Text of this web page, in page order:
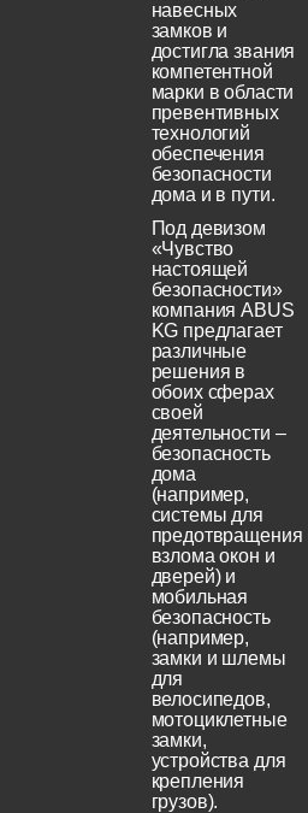
навесных
замков и
достигла звания
компетентной
марки в области
превентивных
технологий
обеспечения
безопасности
дома и в пути.
Под девизом
«Чувство
настоящей
безопасности»
компания ABUS
KG предлагает
различные
решения в
обоих сферах
своей
деятельности –
безопасность
дома
(например,
системы для
предотвращения
взлома окон и
дверей) и
мобильная
безопасность
(например,
замки и шлемы
для
велосипедов,
мотоциклетные
замки,
устройства для
крепления
грузов).